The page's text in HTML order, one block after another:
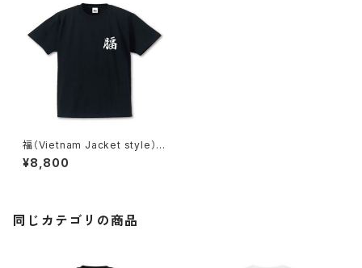
福（Vietnam Jacket style）/
B
¥8,800
同じカテゴリの商品